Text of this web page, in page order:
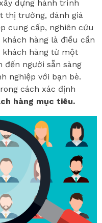
dựng hành trình
thị trường, đánh giá
cung cấp, nghiên cứu
hàng là điều cần
hàng từ một
đến người sẵn sàng
nghiệp với bạn bè.
cách xác định
hàng mục tiêu.